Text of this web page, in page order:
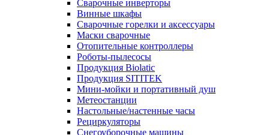
Сварочные инверторы
Винные шкафы
Сварочные горелки и аксессуары
Маски сварочные
Отопительные контроллеры
Роботы-пылесосы
Продукция Biolatic
Продукция SITITEK
Мини-мойки и портативный душ
Метеостанции
Настольные/настенные часы
Рециркуляторы
Снегоуборочные машины